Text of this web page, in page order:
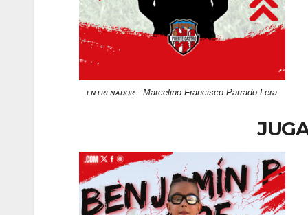
ᴇɴᴛʀᴇɴᴀᴅᴏʀ - Marcelino Francisco Parrado Lera
LECTURAS CON CORAZÓN
¿Conoces la
del colibrí?